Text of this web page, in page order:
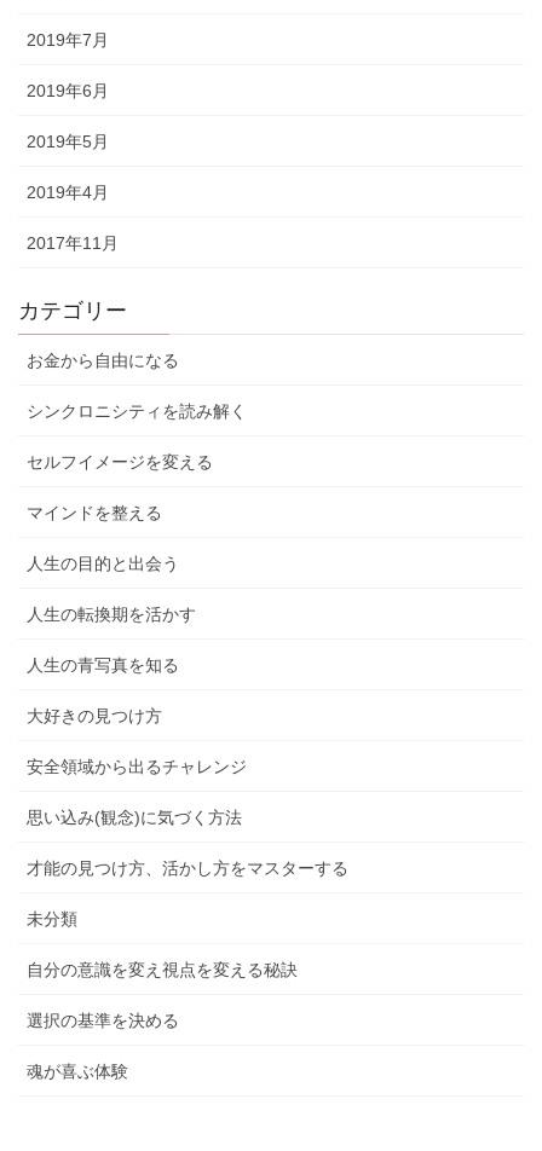
2019年7月
2019年6月
2019年5月
2019年4月
2017年11月
カテゴリー
お金から自由になる
シンクロニシティを読み解く
セルフイメージを変える
マインドを整える
人生の目的と出会う
人生の転換期を活かす
人生の青写真を知る
大好きの見つけ方
安全領域から出るチャレンジ
思い込み(観念)に気づく方法
才能の見つけ方、活かし方をマスターする
未分類
自分の意識を変え視点を変える秘訣
選択の基準を決める
魂が喜ぶ体験